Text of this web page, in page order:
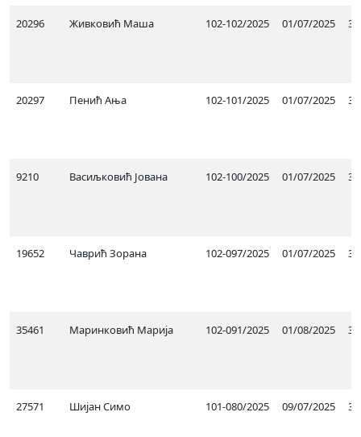
20296 Живковић Маша 102-102/2025 01/07/2025
20297 Пенић Ања 102-101/2025 01/07/2025
9210 Васиљковић Јована 102-100/2025 01/07/2025
19652 Чаврић Зорана 102-097/2025 01/07/2025
35461 Маринковић Марија 102-091/2025 01/08/2025
27571 Шијан Симо 101-080/2025 09/07/2025